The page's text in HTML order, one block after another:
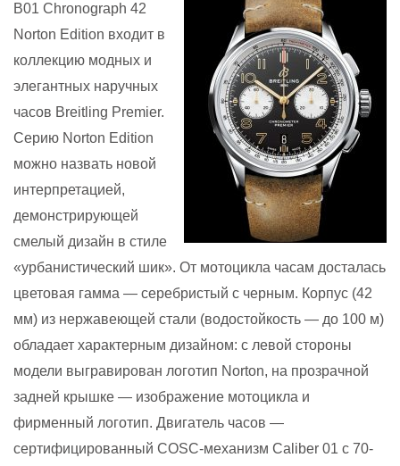
B01 Chronograph 42
Norton Edition входит в
коллекцию модных и
элегантных наручных
часов Breitling Premier.
Серию Norton Edition
можно назвать новой
интерпретацией,
демонстрирующей
смелый дизайн в стиле
«урбанистический шик». От мотоцикла часам досталась
цветовая гамма — серебристый с черным. Корпус (42
мм) из нержавеющей стали (водостойкость — до 100 м)
обладает характерным дизайном: с левой стороны
модели выгравирован логотип Norton, на прозрачной
задней крышке — изображение мотоцикла и
фирменный логотип. Двигатель часов —
сертифицированный COSC-механизм Caliber 01 с 70-